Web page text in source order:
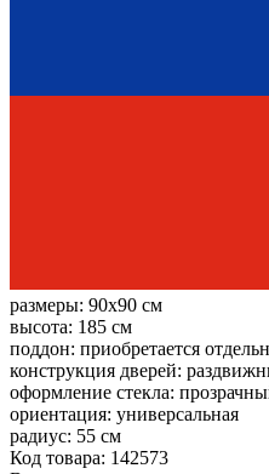
размеры: 90x90 см
высота: 185 см
поддон: приобретается
конструкция дверей:
оформление стекла:
ориентация: универсальная
радиус: 55 см
Код товара: 142573